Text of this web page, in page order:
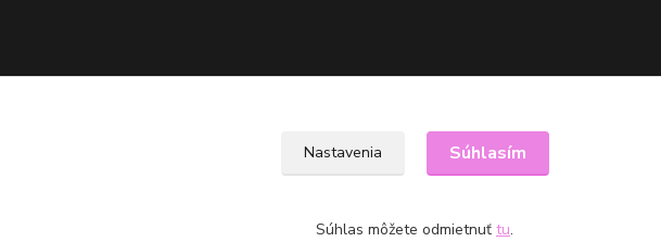
Nastavenia Súhlasím
Súhlas môžete odmietnuť tu.